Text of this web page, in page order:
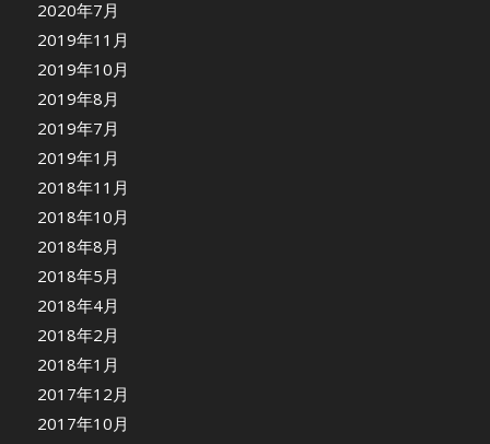
2020年7月
2019年11月
2019年10月
2019年8月
2019年7月
2019年1月
2018年11月
2018年10月
2018年8月
2018年5月
2018年4月
2018年2月
2018年1月
2017年12月
2017年10月